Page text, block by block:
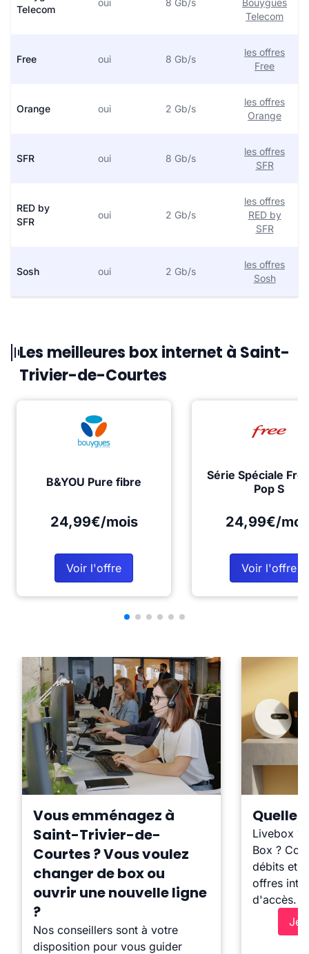
Telecom
oui 8 Gb/s
Bouygues
Telecom
Free oui 8 Gb/s
les offres
Free
Orange oui 2 Gb/s
les offres
Orange
SFR oui 8 Gb/s
les offres
SFR
RED by
SFR
oui 2 Gb/s
les offres
RED by
SFR
Sosh oui 2 Gb/s
les offres
Sosh
Les meilleures box internet à Saint-
Trivier-de-Courtes
B&YOU Pure fibre
24,99€/mois
Voir l'offre
Série Spéciale
Pop S
24,99€/
Voir l'offre
Vous emménagez à
Saint-Trivier-de-
Courtes ? Vous voulez
changer de box ou
ouvrir une nouvelle ligne
?
Nos conseillers sont à votre
disposition pour vous guider
Quelle
Livebox ?
Box ?
débits et
offres
d'accès.
Je